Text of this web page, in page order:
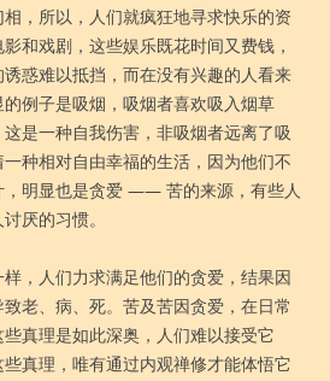
，所以，人们就疯狂地寻求快乐的资
和戏剧，这些娱乐既花时间又费钱，
惑难以抵挡，而在没有兴趣的人看来
例子是吸烟，吸烟者喜欢吸入烟草
是一种自我伤害，非吸烟者远离了吸
种相对自由幸福的生活，因为他们不
，明显也是贪爱 —— 苦的来源，有些人
厌的习惯。
，人们力求满足他们的贪爱，结果因
老、病、死。苦及苦因贪爱，在日常
真理是如此深奥，人们难以接受它
真理，唯有通过内观禅修才能体悟它